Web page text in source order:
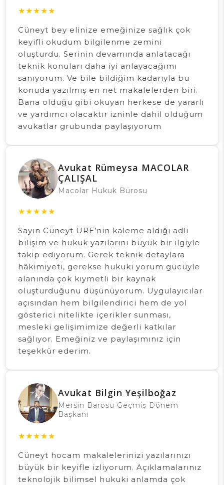
★★★★★
Cüneyt bey elinize emeğinize sağlık çok
keyifli okudum bilgilenme zemini
oluşturdu. Serinin devamında anlatacağı
teknik konuları daha iyi anlayacağımı
sanıyorum. Ve bile bildiğim kadarıyla bu
konuda yazılmış en net makalelerden biri.
Bana olduğu gibi okuyan herkese de yararlı
ve yardımcı olacaktır izninle dahil olduğum
avukatlar grubunda paylaşıyorum
Avukat Rümeysa MACOLAR
ÇALIŞAL
Macolar Hukuk Bürosu
★★★★★
Sayın Cüneyt ÜRE’nin kaleme aldığı adli
bilişim ve hukuk yazılarını büyük bir ilgiyle
takip ediyorum. Gerek teknik detaylara
hâkimiyeti, gerekse hukuki yorum gücüyle
alanında çok kıymetli bir kaynak
oluşturduğunu düşünüyorum. Uygulayıcılar
açısından hem bilgilendirici hem de yol
gösterici nitelikte içerikler sunması,
mesleki gelişimimize değerli katkılar
sağlıyor. Emeğiniz ve paylaşımınız için
teşekkür ederim.
Avukat Bilgin Yeşilboğaz
Mersin Barosu Geçmiş Dönem
Başkanı
★★★★★
Cüneyt hocam makalelerinizi yazılarınızı
büyük bir keyifle izliyorum. Açıklamalarınız
teknolojik bilimsel hukuki anlamda çok